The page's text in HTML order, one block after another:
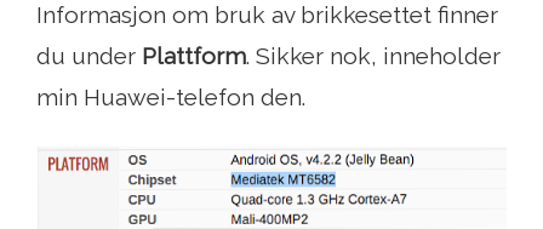
Informasjon om bruk av brikkesettet finner
du under Plattform. Sikker nok, inneholder
min Huawei-telefon den.